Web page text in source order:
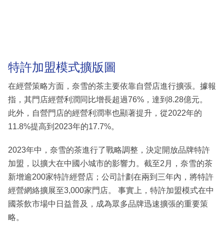
特許加盟模式擴版圖
在經營策略方面，奈雪的茶主要依靠自營店進行擴張。據報
指，其門店經營利潤同比增長超過76%，達到8.28億元。
此外，自營門店的經營利潤率也顯著提升，從2022年的
11.8%提高到2023年的17.7%。
2023年中，奈雪的茶進行了戰略調整，決定開放品牌特許
加盟，以擴大在中國小城市的影響力。截至2月，奈雪的茶
新增逾200家特許經營店；公司計劃在兩到三年內，將特許
經營網絡擴展至3,000家門店。 事實上，特許加盟模式在中
國茶飲市場中日益普及，成為眾多品牌迅速擴張的重要策
略。